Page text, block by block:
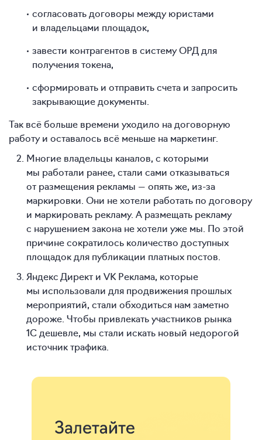
согласовать договоры между юристами
и владельцами площадок,
завести контрагентов в систему ОРД для
получения токена,
сформировать и отправить счета и запросить
закрывающие документы.
Так всё больше времени уходило на договорную
работу и оставалось всё меньше на маркетинг.
Многие владельцы каналов, с которыми
мы работали ранее, стали сами отказываться
от размещения рекламы — опять же, из-за
маркировки. Они не хотели работать по договору
и маркировать рекламу. А размещать рекламу
с нарушением закона не хотели уже мы. По этой
причине сократилось количество доступных
площадок для публикации платных постов.
Яндекс Директ и VK Реклама, которые
мы использовали для продвижения прошлых
мероприятий, стали обходиться нам заметно
дороже. Чтобы привлекать участников рынка
1С дешевле, мы стали искать новый недорогой
источник трафика.